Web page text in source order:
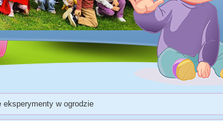
eksperymenty w ogrodzie